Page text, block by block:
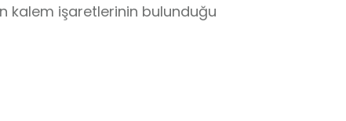
kalem işaretlerinin bulunduğu